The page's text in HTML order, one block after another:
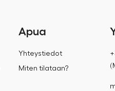
Apua
Yhteystiedot
Miten tilataan?